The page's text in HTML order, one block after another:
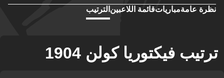
نظرة عامةمبارياتقائمة اللاعبين الترتيب
ترتيب فيكتوريا كولن 1904